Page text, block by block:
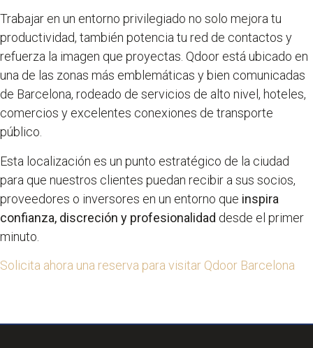
Trabajar en un entorno privilegiado no solo mejora tu
productividad, también potencia tu red de contactos y
refuerza la imagen que proyectas. Qdoor está ubicado en
una de las zonas más emblemáticas y bien comunicadas
de Barcelona, rodeado de servicios de alto nivel, hoteles,
comercios y excelentes conexiones de transporte
público.
Esta localización es un punto estratégico de la ciudad
para que nuestros clientes puedan recibir a sus socios,
proveedores o inversores en un entorno que inspira
confianza, discreción y profesionalidad desde el primer
minuto.
Solicita ahora una reserva para visitar Qdoor Barcelona